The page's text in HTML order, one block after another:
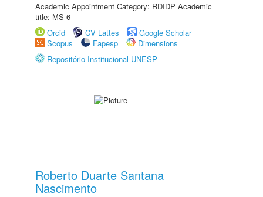
Academic Appointment Category: RDIDP Academic
title: MS-6
Orcid
CV Lattes
Google Scholar
Scopus
Fapesp
Dimensions
Repositório Institucional UNESP
Roberto Duarte Santana
Nascimento